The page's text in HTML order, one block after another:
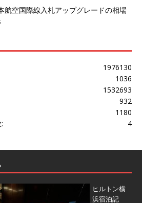
空国際線入札アップグレードの相場
1976130
1036
1532693
932
1180
4
ヒルトン横
浜宿泊記